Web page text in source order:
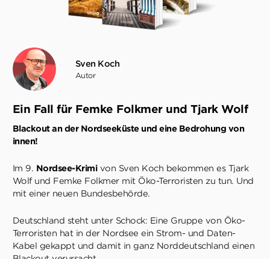
Sven Koch
Autor
Ein Fall für Femke Folkmer und Tjark Wolf
Blackout an der Nordseeküste und eine Bedrohung von
innen!
Im 9. Nordsee-Krimivon Sven Koch bekommen es Tjark
Wolf und Femke Folkmer mit Öko-Terroristen zu tun. Und
mit einer neuen Bundesbehörde.
Deutschland steht unter Schock: Eine Gruppe von Öko-
Terroristen hat in der Nordsee ein Strom- und Daten-
Kabel gekappt und damit in ganz Norddeutschland einen